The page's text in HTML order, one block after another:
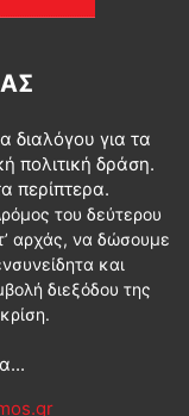
διαλόγου για τα
πολιτική δράση.
περίπτερα.
του δεύτερου
αρχάς, να δώσουμε
και
διεξόδου της